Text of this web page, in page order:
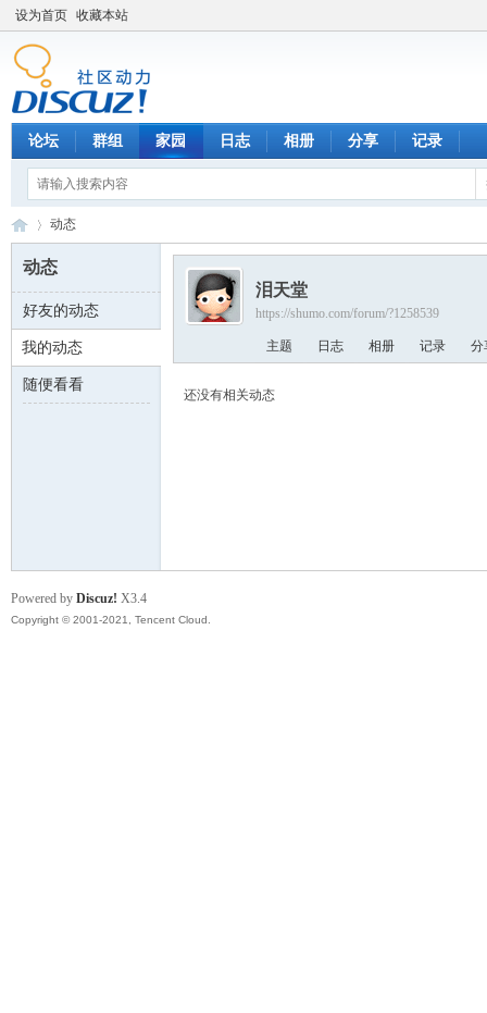
设为首页 收藏本站
论坛 群组 家园 日志 相册 分享 记录
数 ›
动态
动态
好友的动态
我的动态
随便看看
泪天堂
https://shumo.com/forum/?1258539
主题 日志 相册 记录 分
还没有相关动态
Powered by Discuz! X3.4
Copyright © 2001-2021, Tencent Cloud.